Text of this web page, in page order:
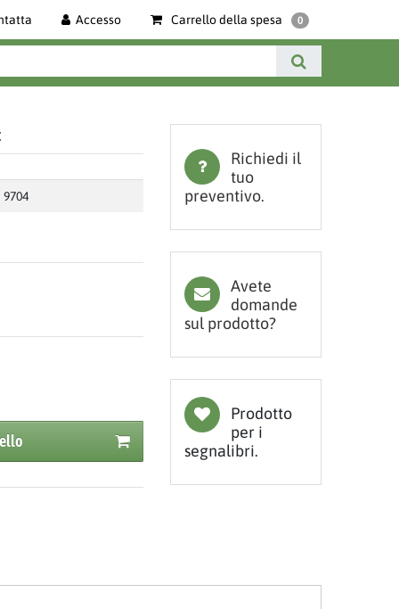
Accesso Carrello della spesa 0
9704
Richiedi il
tuo
preventivo.
Avete
domande
sul prodotto?
Prodotto
per i
segnalibri.